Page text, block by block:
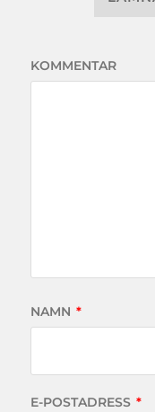
KOMMENTAR
NAMN *
E-POSTADRESS *